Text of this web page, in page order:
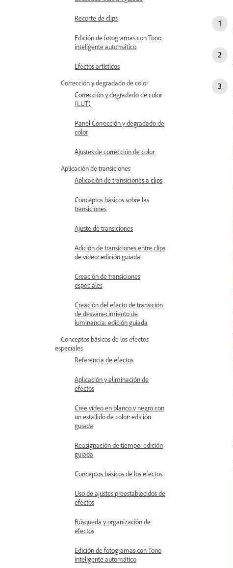
Recorte de clips
Edición de fotogramas con Tono
inteligente automático
Efectos artísticos
Corrección y degradado de color
Corrección y degradado de color
(LUT)
Panel Corrección y degradado de
color
Ajustes de corrección de color
Aplicación de transiciones
Aplicación de transiciones a clips
Conceptos básicos sobre las
transiciones
Ajuste de transiciones
Adición de transiciones entre clips
de vídeo: edición guiada
Creación de transiciones
especiales
Creación del efecto de transición
de desvanecimiento de
luminancia: edición guiada
Conceptos básicos de los efectos
especiales
Referencia de efectos
Aplicación y eliminación de
efectos
Cree vídeo en blanco y negro con
un estallido de color: edición
guiada
Reasignación de tiempo: edición
guiada
Conceptos básicos de los efectos
Uso de ajustes preestablecidos de
efectos
Búsqueda y organización de
efectos
Edición de fotogramas con Tono
inteligente automático